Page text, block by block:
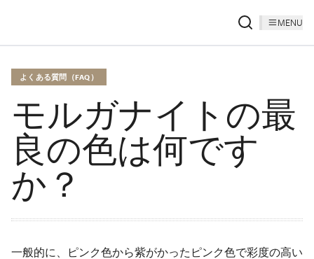
MENU
よくある質問（FAQ）
モルガナイトの最
良の色は何です
か？
一般的に、ピンク色から紫がかったピンク色で彩度の高い